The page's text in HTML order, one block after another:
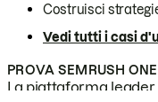
Costruisci
Vedi tutti i casi
PROVA SEMRUSH
La piattaforma leader